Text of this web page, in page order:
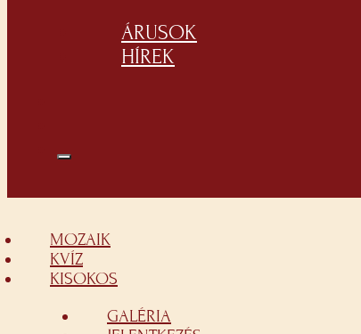
ÁRUSOK
HÍREK
MOZAIK
KVÍZ
KISOKOS
GALÉRIA